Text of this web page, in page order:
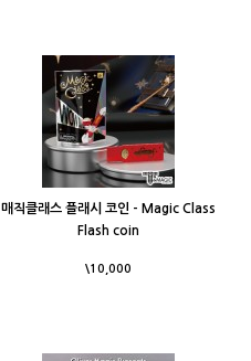
매직클래스 플래시 코인 - Magic Class
Flash coin
\10,000